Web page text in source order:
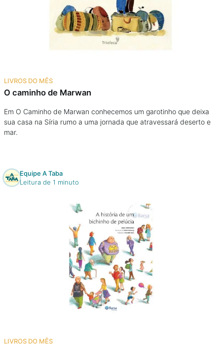
Taba na Escola
LIVROS DO MÊS
O caminho de Marwan
Em O Caminho de Marwan conhecemos um garotinho que deixa
sua casa na Síria rumo a uma jornada que atravessará deserto e
mar.
Equipe A Taba
Leitura de 1 minuto
LIVROS DO MÊS